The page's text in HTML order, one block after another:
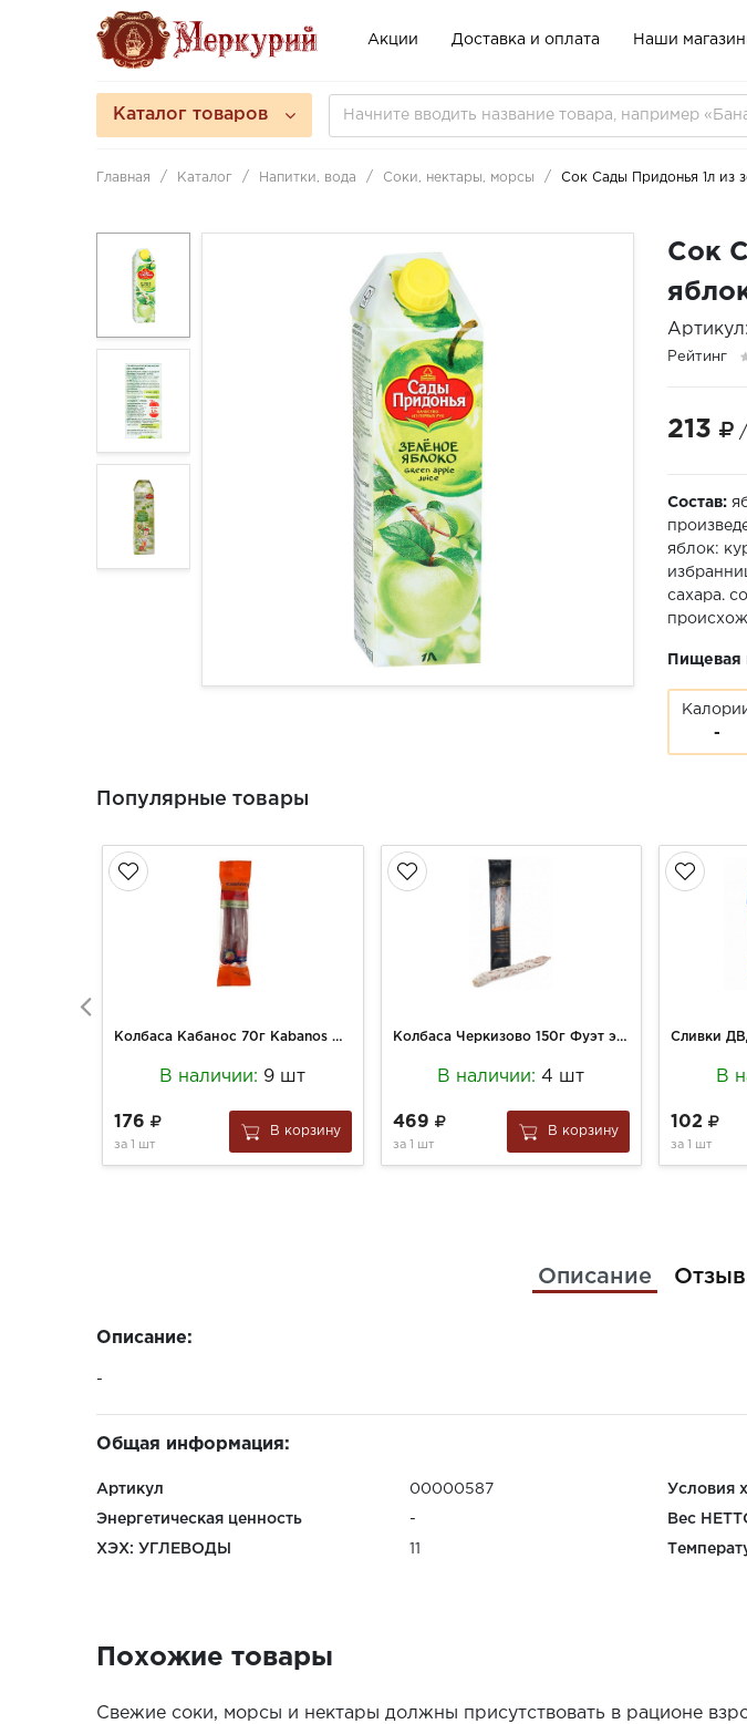
Акции Доставка и оплата Наши
Каталог товаров
Главная Каталог Напитки, вода Соки, нектары, морсы Сок Сады Придонья 1л из
Сок
Рейтинг
213 /
Состав:
яблок:
сахара.
Пищевая
-
Популярные товары
Колбаса Кабанос 70г Kabanos Chili
В наличии: 9 шт
176
за 1 шт
В корзину
Колбаса Черкизово 150г Фуэт экстра с/в
В наличии:4 шт
469
за 1 шт
В корзину
Сливки
В
102
за 1 шт
Описание
Описание:
-
Общая информация:
Артикул 00000587 Условия
Энергетическая ценность - Вес
ХЭХ: УГЛЕВОДЫ
Похожие товары
Свежие соки, морсы и нектары должны присутствовать в рационе